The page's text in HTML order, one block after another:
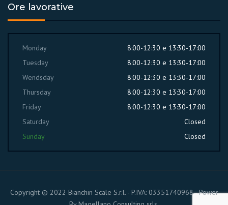
Ore lavorative
Monday
8:00-12:30 e 13:30-17:00
Tuesday
8:00-12:30 e 13:30-17:00
Wendsday
8:00-12:30 e 13:30-17:00
Thursday
8:00-12:30 e 13:30-17:00
Friday
8:00-12:30 e 13:30-17:00
Saturday
Closed
Sunday
Closed
Copyright © 2022 Bianchin Scale S.r.l. - P.IVA: 03351740968 - Power